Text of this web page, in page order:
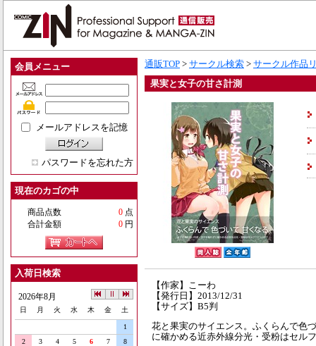
会員メニュー
メールアドレスを記憶
パスワードを忘れた方
現在のカゴの中
商品点数 0 点
合計金額
0 円
入荷日検索
2026年8月
日 月 火 水 木 金 土
1
2
3 4 5 6 7
8
通販TOP > サークル検索 > サークル作品
果実と女子の甘さ計測
【作家】こーわ
【発行日】2013/12/31
【サイズ】B5判
花と果実のサイエンス。ふくらんで色
に確かめる近赤外線分光・受粉はセル